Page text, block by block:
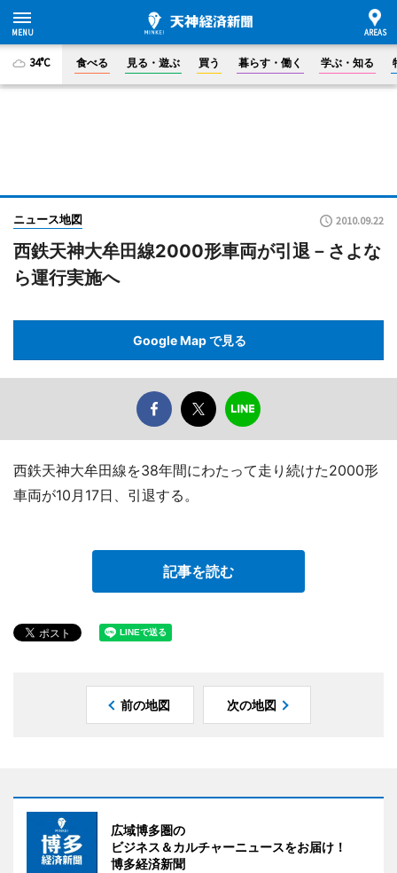
34°C 食べる 見る・遊ぶ 買う 暮らす・働く 学ぶ・知る
ニュース地図 2010.09.22
西鉄天神大牟田線2000形車両が引退－さよな
ら運行実施へ
Google Map で見る
西鉄天神大牟田線を38年間にわたって走り続けた2000形
車両が10月17日、引退する。
記事を読む
前の地図 次の地図
広域博多圏の
ビジネス＆カルチャーニュースをお届け！
博多経済新聞